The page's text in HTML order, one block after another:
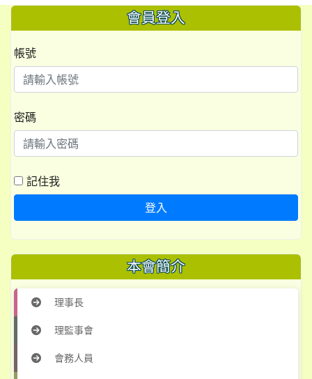
會員登入
帳號
密碼
記住我
登入
本會簡介
理事長
理監事會
會務人員